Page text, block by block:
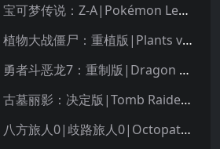
宝可梦传说：Z-A|Pokémon Legends: Z-A中文
植物大战僵尸：重植版|Plants vs. Zombies: Replanted中文
勇者斗恶龙7：重制版|Dragon Quest VII Reimagined中文
古墓丽影：决定版|Tomb Raider: Definitive Edition中文
八方旅人0|歧路旅人0|Octopath Traveler 0中文